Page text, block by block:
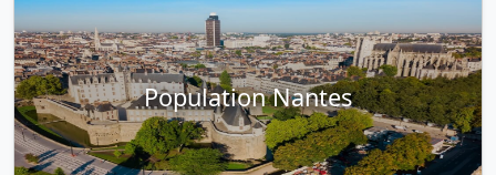
Population Nantes